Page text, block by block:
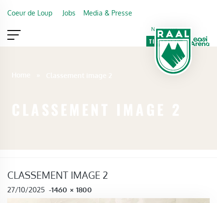
Coeur de Loup Jobs Media & Presse
Newsletter
TICKETING
VIP
FAN SHOP
CLASSEMENT IMAGE 2
27/10/2025 -FULL SIZE
1460 × 1800